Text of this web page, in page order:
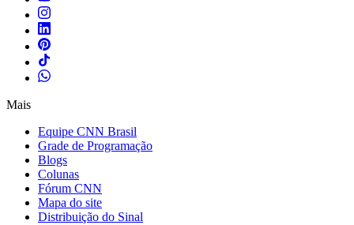
Mais
Equipe CNN Brasil
Grade de Programação
Blogs
Colunas
Fórum CNN
Mapa do site
Distribuição do Sinal